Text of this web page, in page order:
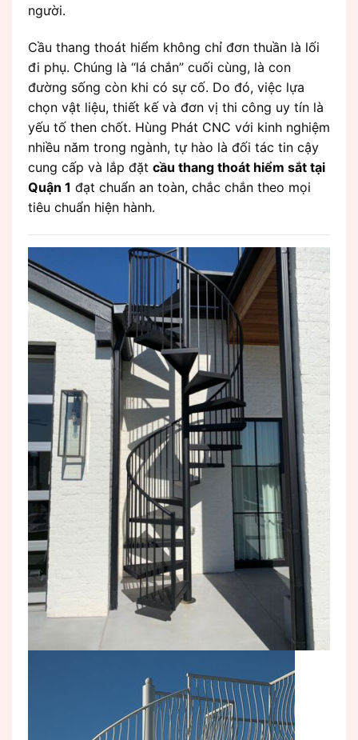
người.
Cầu thang thoát hiểm không chỉ đơn thuần là lối
đi phụ. Chúng là “lá chắn” cuối cùng, là con
đường sống còn khi có sự cố. Do đó, việc lựa
chọn vật liệu, thiết kế và đơn vị thi công uy tín là
yếu tố then chốt. Hùng Phát CNC với kinh nghiệm
nhiều năm trong ngành, tự hào là đối tác tin cậy
cung cấp và lắp đặt cầu thang thoát hiểm sắt tại
Quận 1 đạt chuẩn an toàn, chắc chắn theo mọi
tiêu chuẩn hiện hành.